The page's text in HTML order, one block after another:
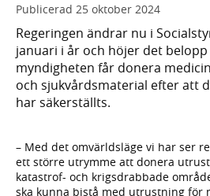
Publicerad 25 oktober 2024
Regeringen ändrar nu i
januari i år och höjer det
myndigheten får donera
och sjukvårdsmaterial efter att
har säkerställts.
– Med det omvärldsläge vi har ser
ett större utrymme att donera
katastrof- och krigsdrabbade
ska kunna bistå med utrustning för